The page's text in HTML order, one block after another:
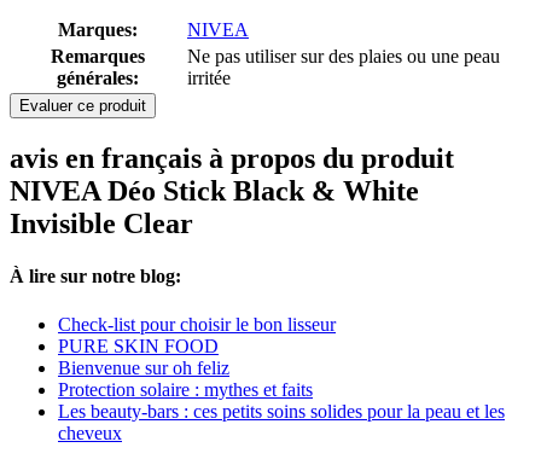
Marques:
NIVEA
Remarques
générales:
Ne pas utiliser sur des plaies ou une peau
irritée
Evaluer ce produit
avis en français à propos du produit
NIVEA Déo Stick Black & White
Invisible Clear
À lire sur notre blog:
Check-list pour choisir le bon lisseur
PURE SKIN FOOD
Bienvenue sur oh feliz
Protection solaire : mythes et faits
Les beauty-bars : ces petits soins solides pour la peau et les
cheveux